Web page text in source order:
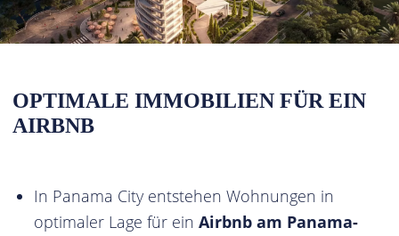
OPTIMALE IMMOBILIEN FÜR EIN
AIRBNB
In Panama City entstehen Wohnungen in
optimaler Lage für ein Airbnb am Panama-